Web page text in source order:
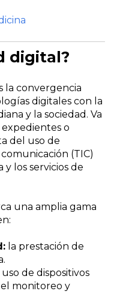
digital?
la convergencia
digitales con la
y la sociedad. Va
o
del uso de
(TIC)
los servicios de
una amplia gama
la prestación de
de dispositivos
el monitoreo y